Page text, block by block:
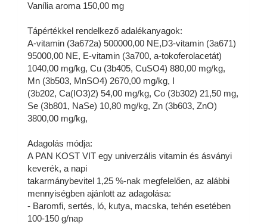
Vanília aroma 150,00 mg
Tápértékkel rendelkező adalékanyagok:
A-vitamin (3a672a) 500000,00 NE,D3-vitamin (3a671)
95000,00 NE, E-vitamin (3a700, a-tokoferolacetát)
1040,00 mg/kg, Cu (3b405, CuSO4) 880,00 mg/kg,
Mn (3b503, MnSO4) 2670,00 mg/kg, I
(3b202, Ca(IO3)2) 54,00 mg/kg, Co (3b302) 21,50 mg,
Se (3b801, NaSe) 10,80 mg/kg, Zn (3b603, ZnO)
3800,00 mg/kg,
Adagolás módja:
A PAN KOST VIT egy univerzális vitamin és ásványi
keverék, a napi
takarmánybevitel 1,25 %-nak megfelelően, az alábbi
mennyiségben ajánlott az adagolása:
- Baromfi, sertés, ló, kutya, macska, tehén esetében
100-150 g/nap